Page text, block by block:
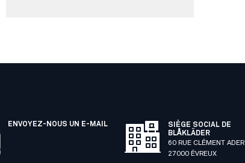
ENVOYEZ-NOUS UN E-MAIL
SIÈGE SOCIAL DE
BLÅKLÄDER
60 RUE CLÉMENT ADER
27000 ÉVREUX